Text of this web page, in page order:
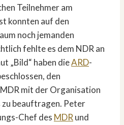
Teilnehmer am
konnten auf den
noch jemanden
fehlte es dem NDR an
„Bild“ haben dieARD-
den
mit der Organisation
zu beauftragen. Peter
Chef des MDR und